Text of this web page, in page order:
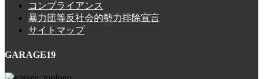
コンプライアンス
暴力団等反社会的勢力排除宣言
サイトマップ
GARAGE19